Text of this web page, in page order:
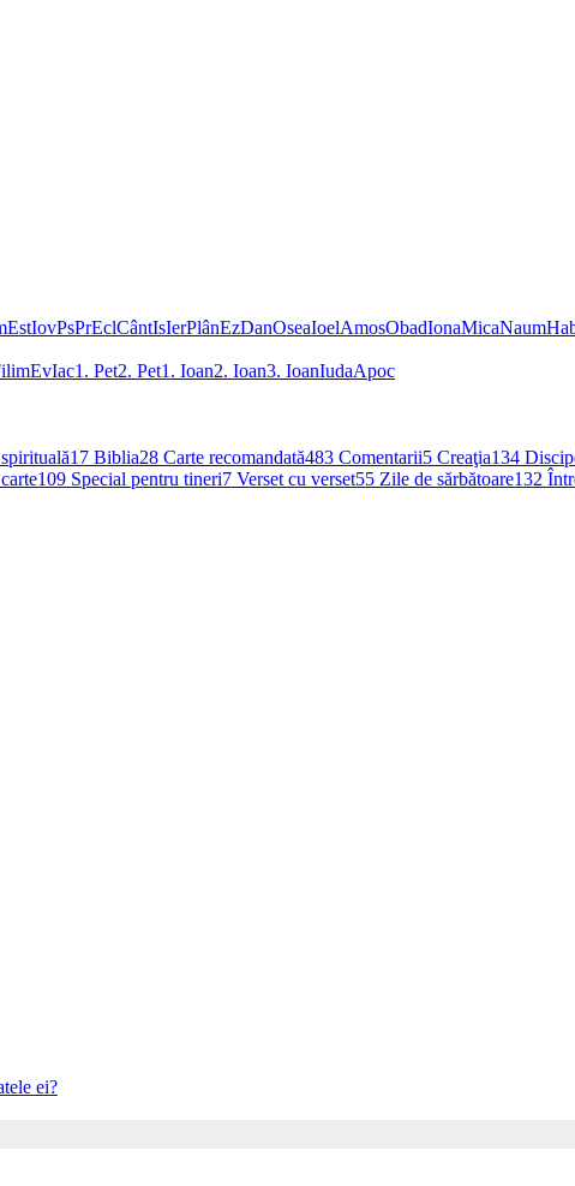
EstIovPsPrEclCântIsIerPlânEzDanOseaIoelAmosObadIonaMicaNaum
EvIac1. Pet2. Pet1. Ioan2. Ioan3. IoanIudaApoc
17 Biblia28 Carte recomandată483 Comentarii5 Creaţia134
109 Special pentru tineri7 Verset cu verset55 Zile de sărbătoare132
ei?